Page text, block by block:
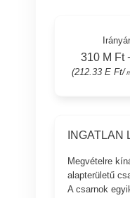
Irányár
310 M Ft
(212.33 E Ft/
INGATLAN
Megvételre
alapterületű
A csarnok